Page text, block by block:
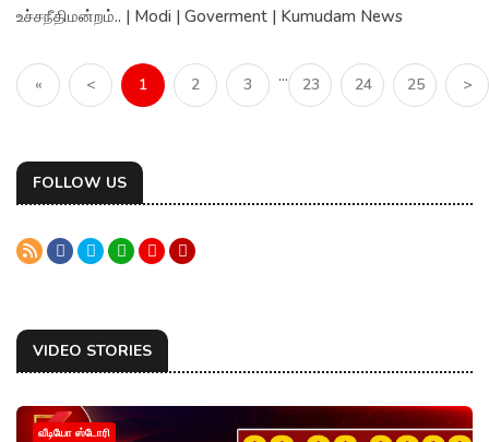
உச்சநீதிமன்றம்.. | Modi | Goverment | Kumudam News
« < 1 2 3 ... 23 24 25 >
FOLLOW US
VIDEO STORIES
வீடியோ ஸ்டோரி